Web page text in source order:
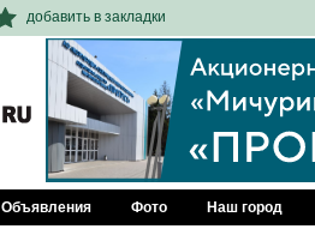
добавить в закладки
Объявления Фото Наш город